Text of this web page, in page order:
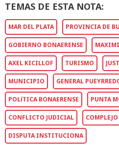
TEMAS DE ESTA NOTA:
MAR DEL PLATA PROVINCIA DE
GOBIERNO BONAERENSE
AXEL KICILLOF TURISMO
MUNICIPIO GENERAL
POLíTICA BONAERENSE PUNTA
CONFLICTO JUDICIAL
DISPUTA INSTITUCIONA